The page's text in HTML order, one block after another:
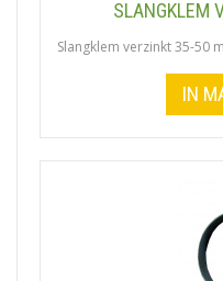
SLANGKLEM
Slangklem verzinkt 35-50
IN